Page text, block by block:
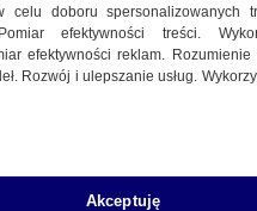
celu doboru spersonalizowanych
efektywności treści.
efektywności reklam.
Rozwój i ulepszanie usług.
Akceptuję